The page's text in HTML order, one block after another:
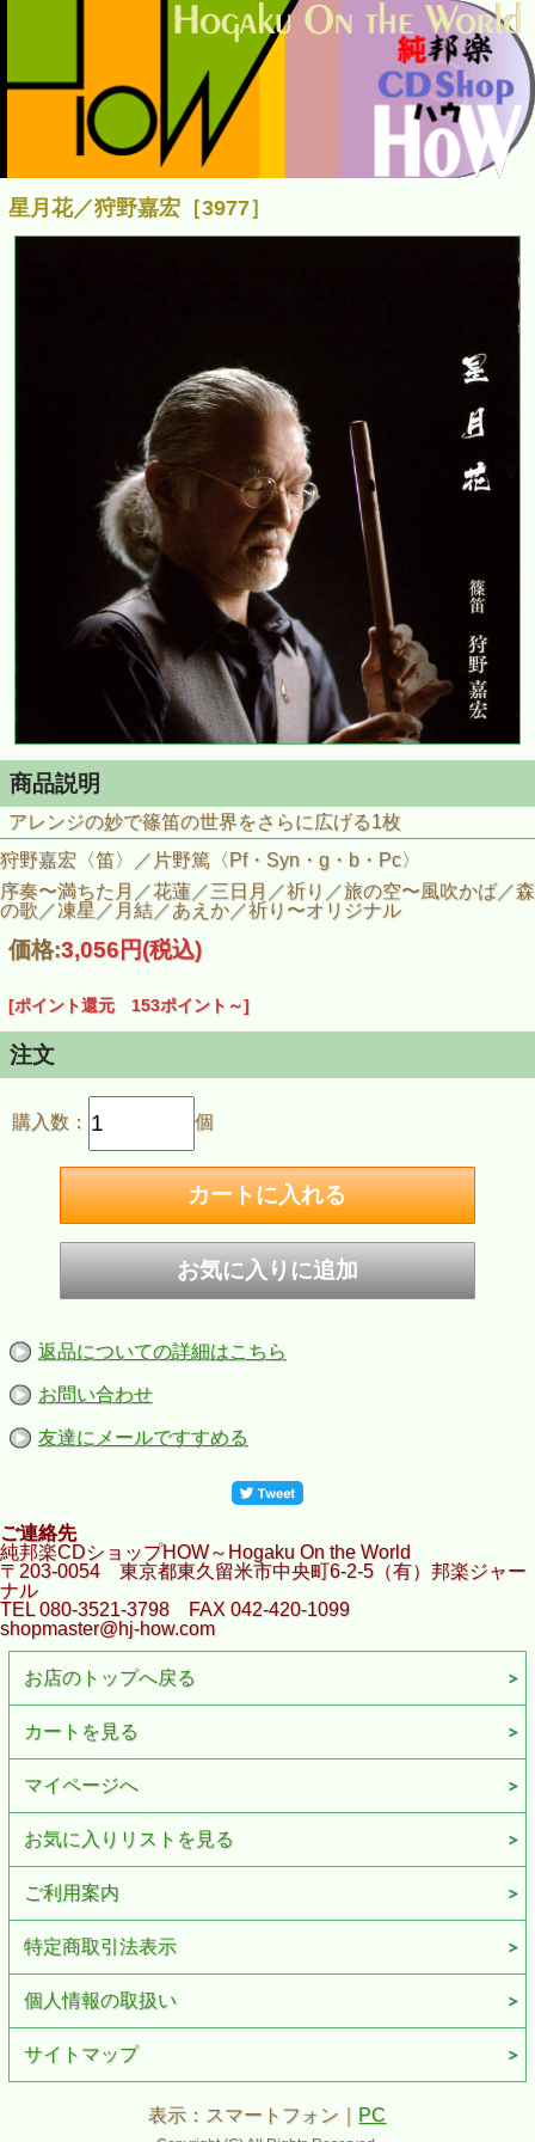
星月花／狩野嘉宏［3977］
商品説明
アレンジの妙で篠笛の世界をさらに広げる1枚
狩野嘉宏〈笛〉／片野篤〈Pf・Syn・g・b・Pc〉
序奏〜満ちた月／花蓮／三日月／祈り／旅の空〜風吹かば／森
の歌／凍星／月結／あえか／祈り〜オリジナル
価格:3,056円(税込)
[ポイント還元 153ポイント～]
注文
購入数： 個
返品についての詳細はこちら
お問い合わせ
友達にメールですすめる
ご連絡先
純邦楽CDショップHOW～Hogaku On the World
〒203-0054 東京都東久留米市中央町6-2-5（有）邦楽ジャー
ナル
TEL 080-3521-3798 FAX 042-420-1099
shopmaster@hj-how.com
お店のトップへ戻る
カートを見る
マイページへ
お気に入りリストを見る
ご利用案内
特定商取引法表示
個人情報の取扱い
サイトマップ
表示：スマートフォン｜ PC